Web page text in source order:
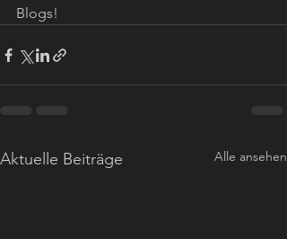
Blogs!
Aktuelle Beiträge Alle ansehen